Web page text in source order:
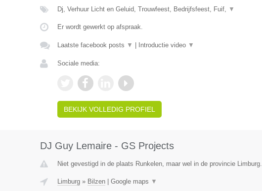
Dj, Verhuur Licht en Geluid, Trouwfeest, Bedrijfsfeest, Fuif, ▼
Er wordt gewerkt op afspraak.
Laatste facebook posts ▼ Introductie video ▼
Sociale media:
BEKIJK VOLLEDIG PROFIEL
DJ Guy Lemaire - GS Projects
Niet gevestigd in de plaats Runkelen, maar wel in de provincie Limburg.
Limburg» Bilzen| Google maps ▼